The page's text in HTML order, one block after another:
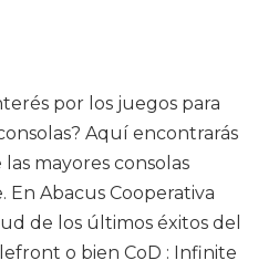
por los juegos para
Aquí encontrarás
mayores consolas
En Abacus Cooperativa
de los últimos éxitos del
o bien CoD : Infinite